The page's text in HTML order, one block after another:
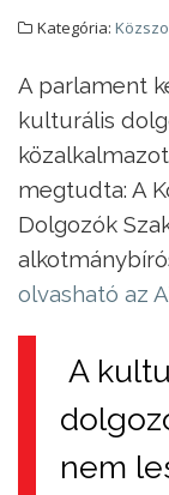
Kategória:
A parlament
kulturális
megtudta: A
Dolgozók
olvasható az
A
nem